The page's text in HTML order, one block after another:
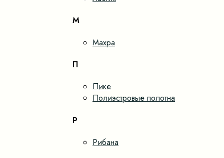
М
Махра
П
Пике
Полиэстровые полотна
Р
Рибана